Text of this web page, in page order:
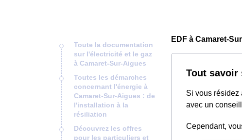
Toute la documentation
sur l'électricité et le gaz
à Camaret-Sur-Aigues
Toutes les démarches
concernant l'énergie à
Camaret-Sur-Aigues : de
l'installation à la
résiliation
Découvrez les offres
pour les particuliers et
EDF à Camaret-
Tout savoir
Si vous résidez
avec un
Cependant,